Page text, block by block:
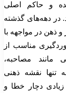
و حاکم اصلی
در دهه‌های گذشته
ذهن در مواجهه با
مناسب از
مصاحبه،
تنها نقشه ذهنی
زیادی دچار خطا و